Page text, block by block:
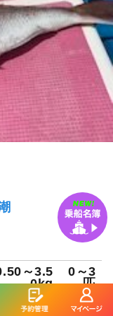
～3.5
0kg
0～3
匹